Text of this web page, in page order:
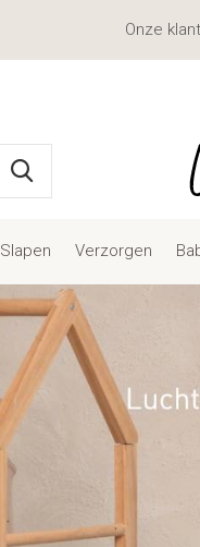
Slapen Verzorgen
Onze